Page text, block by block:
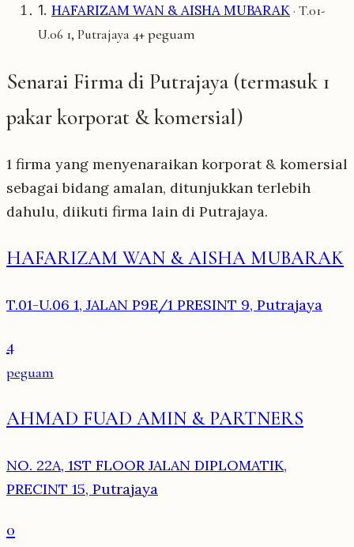
1. HAFARIZAM WAN & AISHA MUBARAK· T.01-
U.06 1, Putrajaya4+ peguam
Senarai Firma di Putrajaya (termasuk 1
pakar korporat & komersial)
1 firma yang menyenaraikan korporat & komersial
sebagai bidang amalan, ditunjukkan terlebih
dahulu, diikuti firma lain di Putrajaya.
HAFARIZAM WAN & AISHA MUBARAK
T.01-U.06 1, JALAN P9E/1 PRESINT 9, Putrajaya
4
peguam
AHMAD FUAD AMIN & PARTNERS
NO. 22A, 1ST FLOOR JALAN DIPLOMATIK,
PRECINT 15, Putrajaya
0